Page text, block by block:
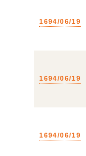
1694/06/19
1694/06/19
1694/06/19